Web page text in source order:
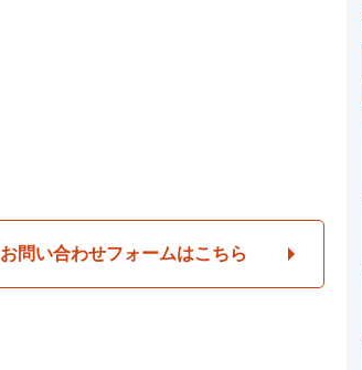
お問い合わせフォームはこちら